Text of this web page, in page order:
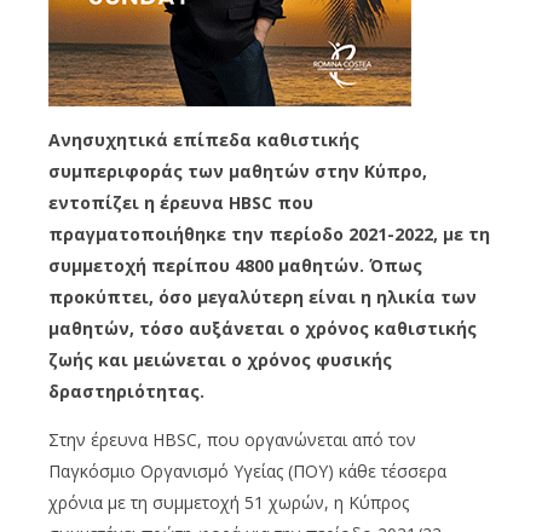
Ανησυχητικά επίπεδα καθιστικής
συμπεριφοράς των μαθητών στην Κύπρο,
εντοπίζει η έρευνα HBSC που
πραγματοποιήθηκε την περίοδο 2021-2022, με τη
συμμετοχή περίπου 4800 μαθητών. Όπως
προκύπτει, όσο μεγαλύτερη είναι η ηλικία των
μαθητών, τόσο αυξάνεται ο χρόνος καθιστικής
ζωής και μειώνεται ο χρόνος φυσικής
δραστηριότητας.
Στην έρευνα HBSC, που οργανώνεται από τον
Παγκόσμιο Οργανισμό Υγείας (ΠΟΥ) κάθε τέσσερα
χρόνια με τη συμμετοχή 51 χωρών, η Κύπρος